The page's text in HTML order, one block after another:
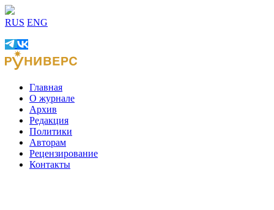
RUS ENG
Главная
О журнале
Архив
Редакция
Политики
Авторам
Рецензирование
Контакты